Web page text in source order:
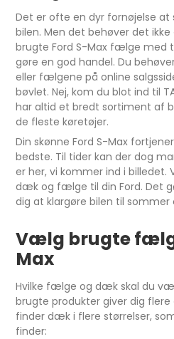
Det er ofte en dyr fornøjelse
bilen. Men det behøver det
brugte Ford S-Max fælge med
gøre en god handel. Du
eller fælgene på online
bøvlet. Nej, kom du blot ind til
har altid et bredt sortiment af
de fleste køretøjer.
Din skønne Ford S-Max
bedste. Til tider kan der dog
er her, vi kommer ind i
dæk og fælge til din Ford. Det
dig at klargøre bilen til sommer
Vælg brugte
Max
Hvilke fælge og dæk skal du
brugte produkter giver dig
finder dæk i flere størrelser,
finder: